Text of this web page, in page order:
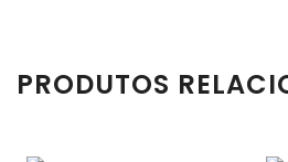
PRODUTOS